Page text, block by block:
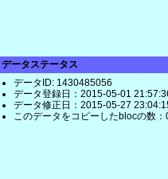
データステータス
データID: 1430485056
データ登録日：2015-05-01
データ修正日：2015-05-27
このデータをコピーしたblocの数：